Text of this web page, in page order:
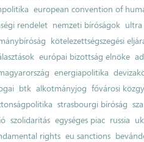
european convention of
rendelet nemzeti bíróságok ultra
kötelezettségszegési
európai bizottság elnöke
energiapolitika
btk alkotmányjog fővárosi
strasbourgi bíróság
szolidaritás egységes piac russia
rights eu sanctions